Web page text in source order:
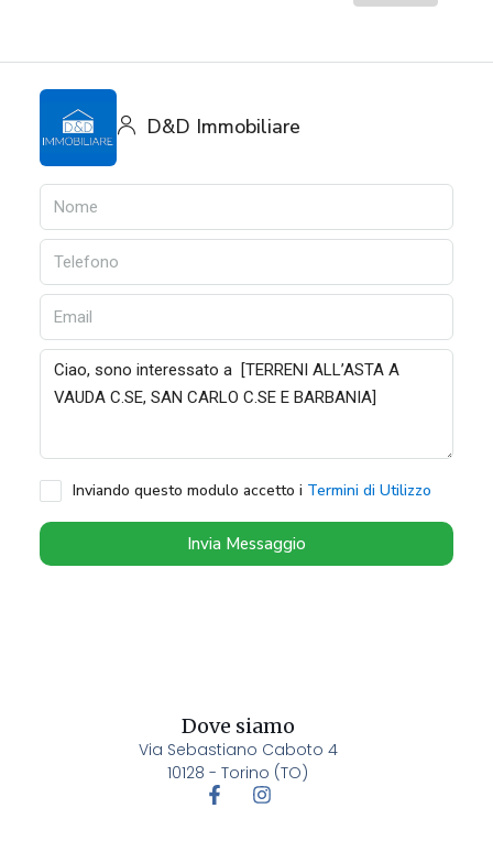
D&D Immobiliare
Inviando questo modulo accetto i Termini di Utilizzo
Invia Messaggio
Dove siamo
Via Sebastiano Caboto 4
10128 - Torino (TO)